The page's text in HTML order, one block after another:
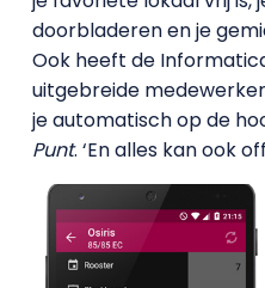
doorbladeren en je
Ook heeft de
uitgebreide
je automatisch op de
Punt. ‘En alles kan ook